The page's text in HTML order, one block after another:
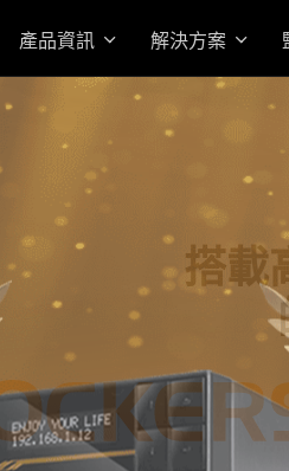
產品資訊 解決方案
搭載